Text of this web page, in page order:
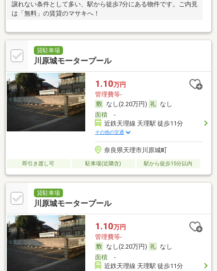
譲れない条件として多い、駅から徒歩7分にある物件です。ご内見
は「無料」の賃貸のマサキへ！
貸駐車場
川原城モータープール
1.10万円
管理費等-
なし(2.20万円)
なし
面積-
近鉄天理線 天理駅 徒歩11分
その他の交通
奈良県天理市川原城町
即引き渡し可 駐車場(近隣含) 駅から徒歩15分以内
貸駐車場
川原城モータープール
1.10万円
管理費等-
なし(2.20万円)
なし
面積-
近鉄天理線 天理駅 徒歩11分